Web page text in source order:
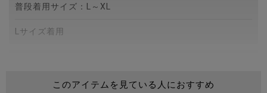
普段着用サイズ：L～XL
Lサイズ着用
普段着用サイズ：M～L
このアイテムを見ている人におすすめ